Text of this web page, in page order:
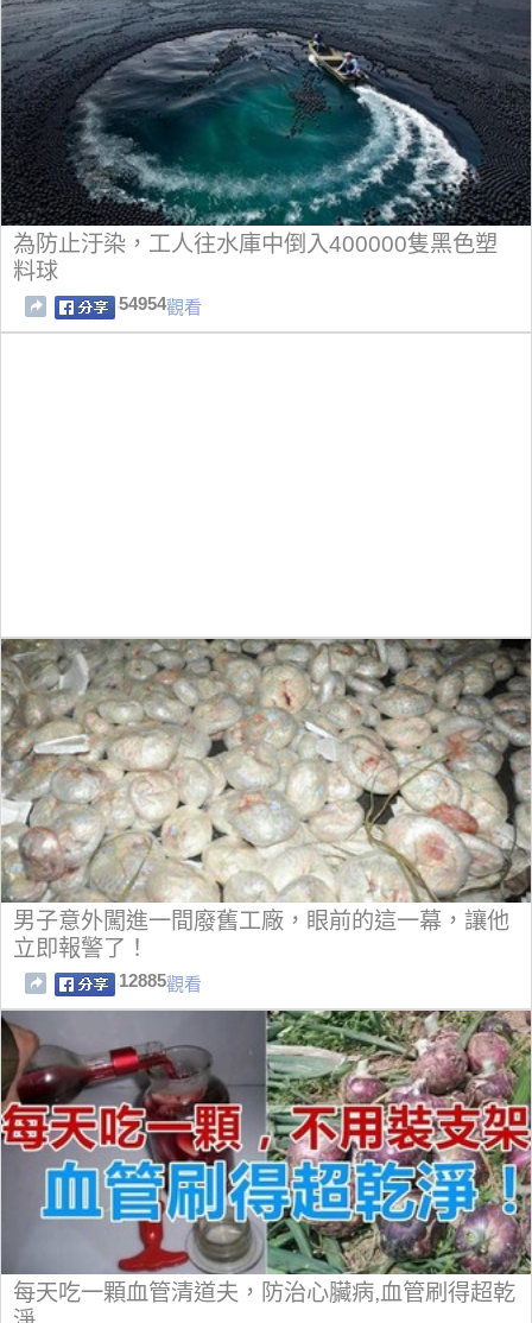
為防止汙染，工人往水庫中倒入400000隻黑色塑
料球
54954觀看
男子意外闖進一間廢舊工廠，眼前的這一幕，讓他
立即報警了！
12885觀看
每天吃一顆血管清道夫，防治心臟病,血管刷得超乾